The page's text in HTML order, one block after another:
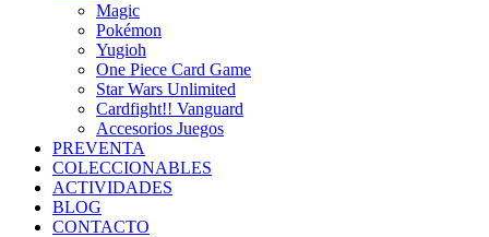
Magic
Pokémon
Yugioh
One Piece Card Game
Star Wars Unlimited
Cardfight!! Vanguard
Accesorios Juegos
PREVENTA
COLECCIONABLES
ACTIVIDADES
BLOG
CONTACTO